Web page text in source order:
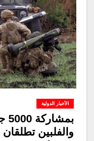
الأخبار الدولية
والفلبين